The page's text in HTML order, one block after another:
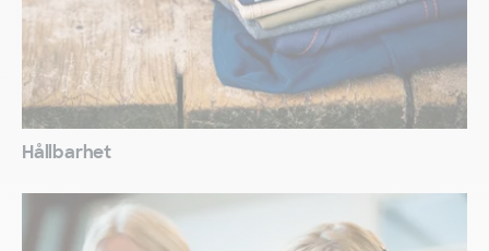
Hållbarhet